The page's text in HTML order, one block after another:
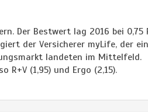
Der Bestwert lag 2016 bei 0,75
der Versicherer myLife, der
landeten im Mittelfeld.
(1,95) und Ergo (2,15).